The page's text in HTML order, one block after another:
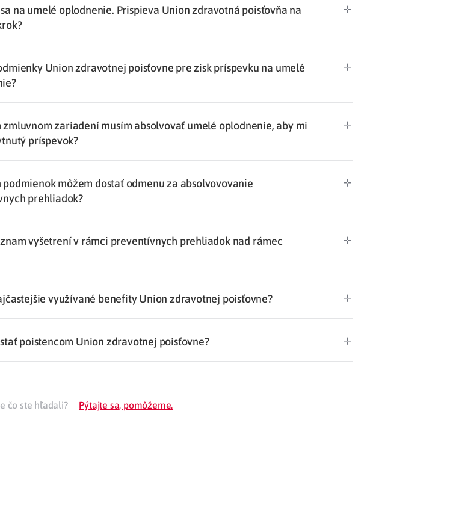
na umelé oplodnenie. Prispieva Union zdravotná poisťovňa na
Union zdravotnej poisťovne pre zisk príspevku na umelé
zmluvnom zariadení musím absolvovať umelé oplodnenie, aby mi
príspevok?
podmienok môžem dostať odmenu za absolvovovanie
prehliadok?
vyšetrení v rámci preventívnych prehliadok nad rámec
využívané benefity Union zdravotnej poisťovne?
poistencom Union zdravotnej poisťovne?
čo ste hľadali? Pýtajte sa, pomôžeme.